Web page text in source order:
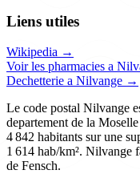
Liens utiles
Wikipedia →
Voir les pharmacies a
Dechetterie a Nilvange →
Le code postal Nilvange
departement de la
4 842 habitants sur une
1 614 hab/km². Nilvange
de Fensch.